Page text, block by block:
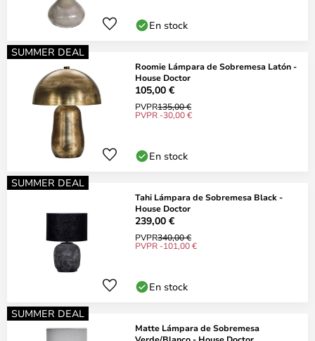
En stock
SUMMER DEAL
Roomie Lámpara de Sobremesa Latón -
House Doctor
105,00 €
PVPR135,00 €
PVPR -30,00 €
En stock
SUMMER DEAL
Tahi Lámpara de Sobremesa Black -
House Doctor
239,00 €
PVPR340,00 €
PVPR -101,00 €
En stock
SUMMER DEAL
Matte Lámpara de Sobremesa